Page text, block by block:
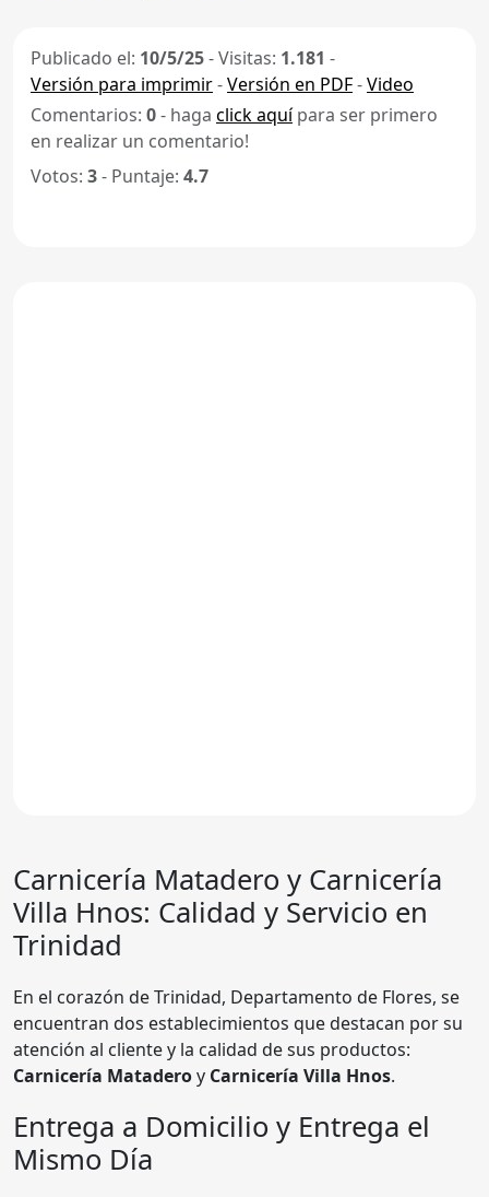
Publicado el: 10/5/25-Visitas: 1.181 -
Versión para imprimir-Versión en PDF-Video
Comentarios: 0- haga click aquípara ser primero
en realizar un comentario!
Votos: 3- Puntaje: 4.7
Carnicería Matadero y Carnicería
Villa Hnos: Calidad y Servicio en
Trinidad
En el corazón de Trinidad, Departamento de Flores, se
encuentran dos establecimientos que destacan por su
atención al cliente y la calidad de sus productos:
Carnicería Mataderoy Carnicería Villa Hnos.
Entrega a Domicilio y Entrega el
Mismo Día